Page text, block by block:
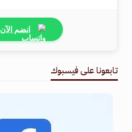
انضم الآن
تابعونا على فيسبوك